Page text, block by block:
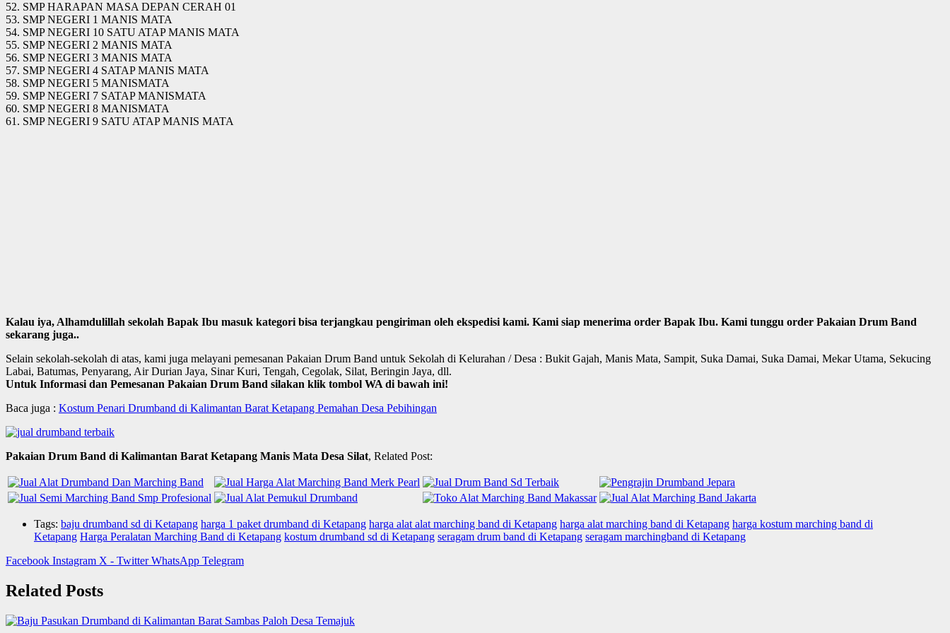
52. SMP HARAPAN MASA DEPAN CERAH 01
53. SMP NEGERI 1 MANIS MATA
54. SMP NEGERI 10 SATU ATAP MANIS MATA
55. SMP NEGERI 2 MANIS MATA
56. SMP NEGERI 3 MANIS MATA
57. SMP NEGERI 4 SATAP MANIS MATA
58. SMP NEGERI 5 MANISMATA
59. SMP NEGERI 7 SATAP MANISMATA
60. SMP NEGERI 8 MANISMATA
61. SMP NEGERI 9 SATU ATAP MANIS MATA
Kalau iya, Alhamdulillah sekolah Bapak Ibu masuk kategori bisa terjangkau pengiriman oleh ekspedisi kami. Kami siap menerima order Bapak Ibu. Kami tunggu order Pakaian Drum Band
sekarang juga..
Selain sekolah-sekolah di atas, kami juga melayani pemesanan Pakaian Drum Band untuk Sekolah di Kelurahan / Desa : Bukit Gajah, Manis Mata, Sampit, Suka Damai, Suka Damai, Mekar Utama, Sekucing
Labai, Batumas, Penyarang, Air Durian Jaya, Sinar Kuri, Tengah, Cegolak, Silat, Beringin Jaya, dll.
Untuk Informasi dan Pemesanan Pakaian Drum Band silakan klik tombol WA di bawah ini!
Baca juga : Kostum Penari Drumband di Kalimantan Barat Ketapang Pemahan Desa Pebihingan
Pakaian Drum Band di Kalimantan Barat Ketapang Manis Mata Desa Silat, Related Post:
Tags: baju drumband sd di Ketapang harga 1 paket drumband di Ketapang harga alat alat marching band di Ketapang harga alat marching band di Ketapang harga kostum marching band di
Ketapang Harga Peralatan Marching Band di Ketapang kostum drumband sd di Ketapang seragam drum band di Ketapang seragam marchingband di Ketapang
Facebook Instagram X - Twitter WhatsApp Telegram
Related Posts